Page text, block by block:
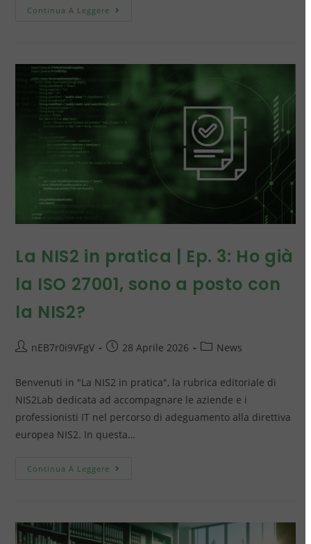
Continua A Leggere
La NIS2 in pratica | Ep. 3: Ho già
la ISO 27001, sono a posto con
la NIS2?
nEB7r0i9VFgV 28 Aprile 2026 News
Benvenuti in "La NIS2 in pratica", la rubrica editoriale di
NIS2Lab dedicata ad accompagnare le aziende e i
professionisti IT nel percorso di adeguamento alla direttiva
europea NIS2. In questa…
Continua A Leggere